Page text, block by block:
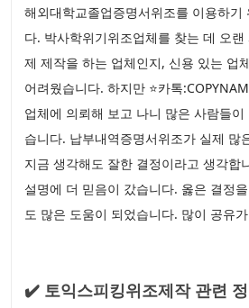
해외대학교졸업증명서위조를 이용하기
다. 박사학위기위조업체를 찾는 데 오
제 제작을 하는 업체인지, 신용 있는 업
어려웠습니다. 하지만 ⭐카톡
업체에 의뢰해 보고 나니 많은 사람들
습니다. 납부내역증명서위조가 실제 많
지금 생각해도 잘한 결정이라고 생각합
설명에 더 믿음이 갔습니다. 옳은 결정
도 많은 도움이 되었습니다. 많이 공유
✔️ 토익스피킹위조제작 관련